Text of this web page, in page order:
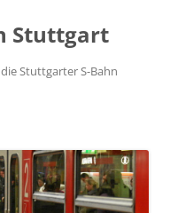
Stuttgart
Stuttgarter S-Bahn